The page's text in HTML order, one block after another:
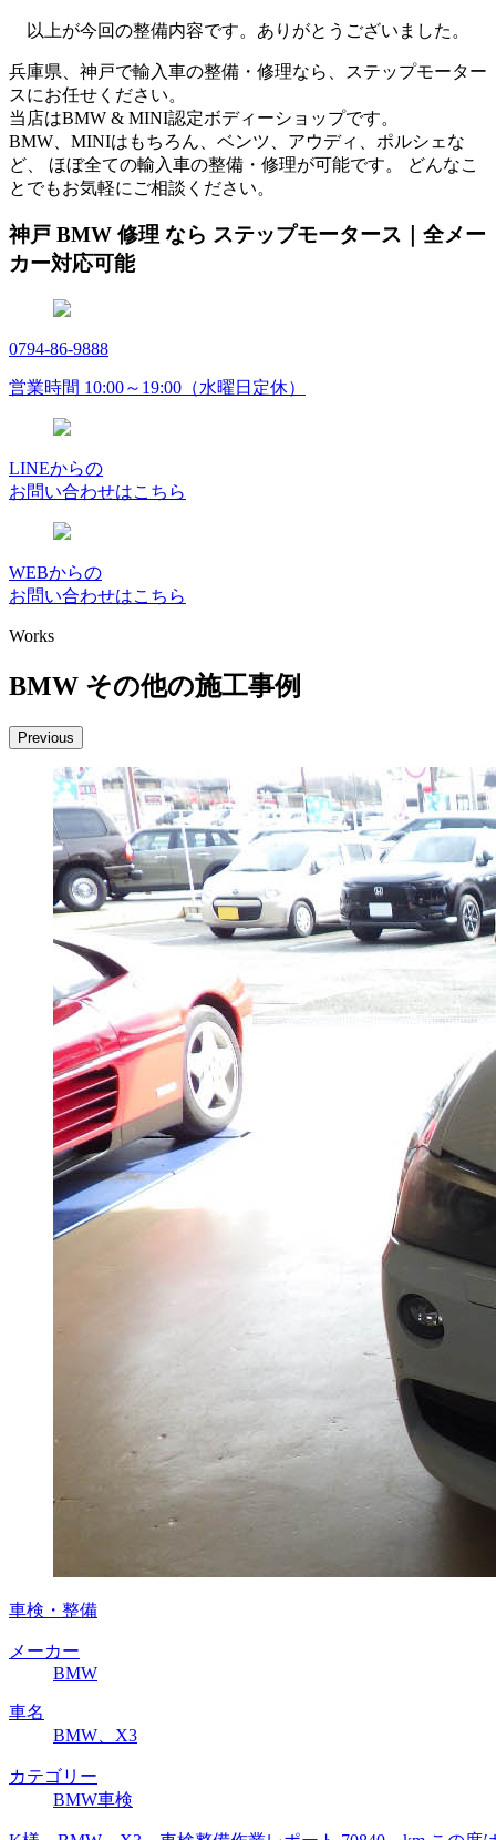
以上が今回の整備内容です。ありがとうございました。
兵庫県、神戸で輸入車の整備・修理なら、ステップモーター
スにお任せください。
当店はBMW & MINI認定ボディーショップです。
BMW、MINIはもちろん、ベンツ、アウディ、ポルシェな
ど、 ほぼ全ての輸入車の整備・修理が可能です。 どんなこ
とでもお気軽にご相談ください。
神戸 BMW 修理 なら ステップモータース｜全メー
カー対応可能
0794-86-9888
営業時間 10:00～19:00（水曜日定休）
LINEからの
お問い合わせはこちら
WEBからの
お問い合わせはこちら
Works
BMW その他の施工事例
Previous
車検・整備
メーカー
BMW
車名
BMW、X3
カテゴリー
BMW車検